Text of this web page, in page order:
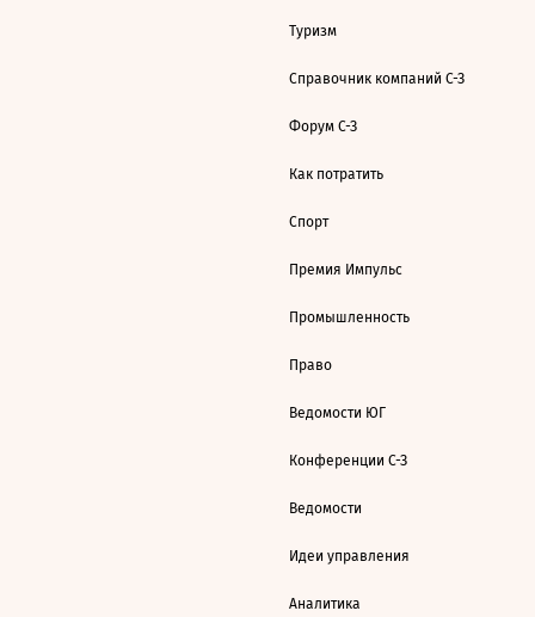
Туризм
Справочник компаний С-З
Форум С-З
Как потратить
Спорт
Премия Импульс
Промышленность
Право
Ведомости ЮГ
Конференции С-З
Ведомости
Идеи управления
Аналитика